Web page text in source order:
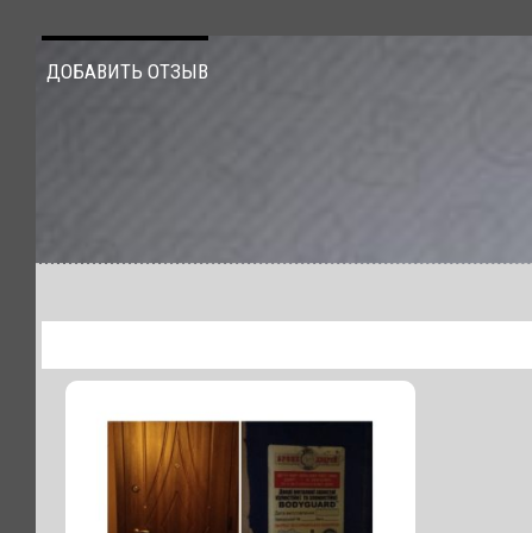
ДОБАВИТЬ ОТЗЫВ